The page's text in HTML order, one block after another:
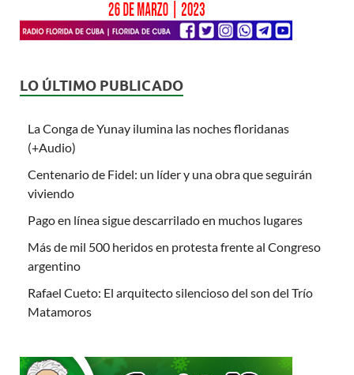
LO ÚLTIMO PUBLICADO
La Conga de Yunay ilumina las noches floridanas
(+Audio)
Centenario de Fidel: un líder y una obra que seguirán
viviendo
Pago en línea sigue descarrilado en muchos lugares
Más de mil 500 heridos en protesta frente al Congreso
argentino
Rafael Cueto: El arquitecto silencioso del son del Trío
Matamoros